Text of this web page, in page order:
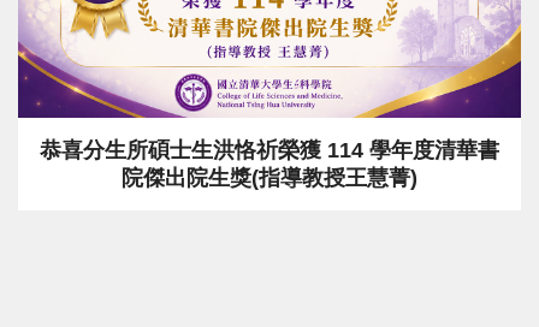
恭喜分生所研究生參加第40屆生物醫學聯合學術
年會獲獎